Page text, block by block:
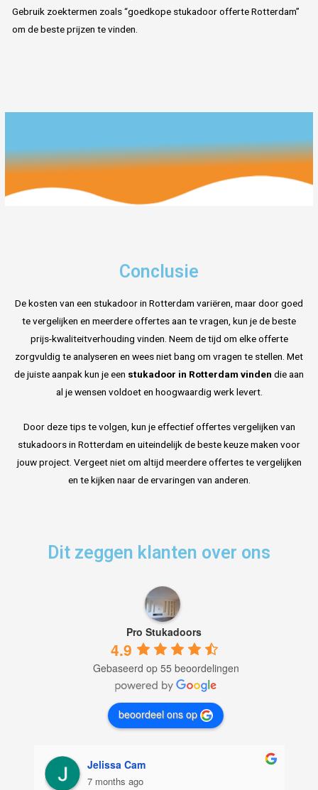
Gebruik zoektermen zoals “goedkope stukadoor offerte Rotterdam”
om de beste prijzen te vinden.
Conclusie
De kosten van een stukadoor in Rotterdam variëren, maar door goed
te vergelijken en meerdere offertes aan te vragen, kun je de beste
prijs-kwaliteitverhouding vinden. Neem de tijd om elke offerte
zorgvuldig te analyseren en wees niet bang om vragen te stellen. Met
de juiste aanpak kun je een stukadoor in Rotterdam vinden die aan
al je wensen voldoet en hoogwaardig werk levert.
Door deze tips te volgen, kun je effectief offertes vergelijken van
stukadoors in Rotterdam en uiteindelijk de beste keuze maken voor
jouw project. Vergeet niet om altijd meerdere offertes te vergelijken
en te kijken naar de ervaringen van anderen.
Dit zeggen klanten over ons
Pro Stukadoors
4.9
Gebaseerd op 55 beoordelingen
beoordeel ons op
Jelissa Cam
7 months ago